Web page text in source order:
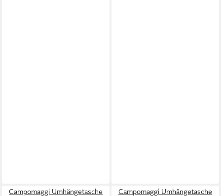
Campomaggi Umhängetasche Campomaggi Umhängetasche